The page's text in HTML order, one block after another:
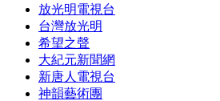
放光明電視台
台灣放光明
希望之聲
大紀元新聞網
新唐人電視台
神韻藝術團